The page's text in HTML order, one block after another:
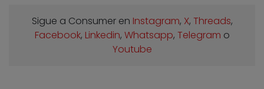
Sigue a Consumer en Instagram, X, Threads,
Facebook, Linkedin, Whatsapp, Telegram o
Youtube